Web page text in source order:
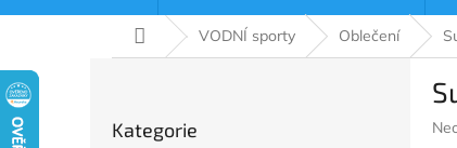
Domů VODNÍ sporty Oblečení
kategorie
Kategorie